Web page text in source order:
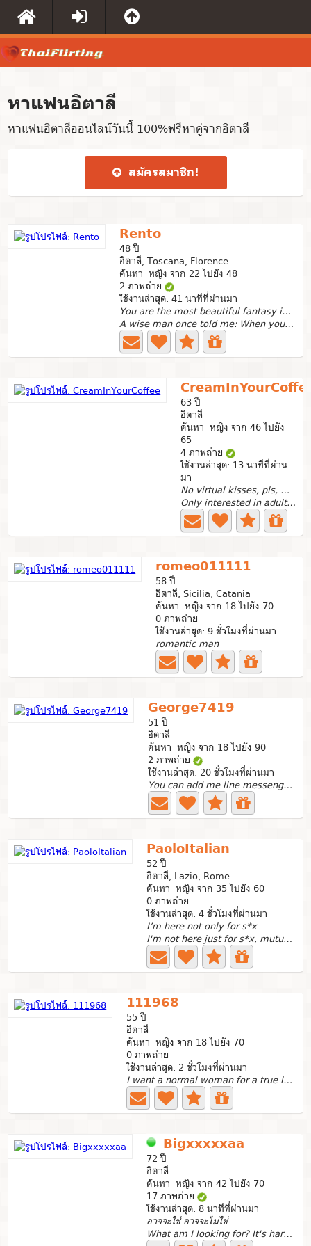
หาแฟนอิตาลี
หาแฟนอิตาลีออนไลน์วันนี้ 100%ฟรีหาคู่จากอิตาลี
สมัคร​สมาชิก​!
Rento
48 ปี
อิตาลี, Toscana, Florence
ค้นหา หญิง จาก 22 ไปยัง 48
2 ภาพถ่าย
ใช้งานล่าสุด: 41 นาทีที่ผ่านมา
You are the most beautiful fantasy in this reality
A wise man once told me: When you find the right person...
63 ปี
อิตาลี
ค้นหา หญิง จาก 46 ไปยัง
65
4 ภาพถ่าย
ใช้งานล่าสุด: 13 นาทีที่ผ่าน
มา
No virtual kisses, pls, messages preferred.
Only interested in adult women who can communicate...
romeo011111
58 ปี
อิตาลี, Sicilia, Catania
ค้นหา หญิง จาก 18 ไปยัง 70
0 ภาพถ่าย
ใช้งานล่าสุด: 9 ชั่วโมงที่ผ่านมา
romantic man
George7419
51 ปี
อิตาลี
ค้นหา หญิง จาก 18 ไปยัง 90
2 ภาพถ่าย
ใช้งานล่าสุด: 20 ชั่วโมงที่ผ่านมา
You can add me line messenger by qr code.
PaoloItalian
52 ปี
อิตาลี, Lazio, Rome
ค้นหา หญิง จาก 35 ไปยัง 60
0 ภาพถ่าย
ใช้งานล่าสุด: 4 ชั่วโมงที่ผ่านมา
I’m here not only for s*x
I'm not here just for s*x, mutual romantic love is also...
111968
55 ปี
อิตาลี
ค้นหา หญิง จาก 18 ไปยัง 70
0 ภาพถ่าย
ใช้งานล่าสุด: 2 ชั่วโมงที่ผ่านมา
I want a normal woman for a true love relation. Age Is...
Bigxxxxxaa
72 ปี
อิตาลี
ค้นหา หญิง จาก 42 ไปยัง 70
17 ภาพถ่าย
ใช้งานล่าสุด: 8 นาทีที่ผ่านมา
อาจจะใช่ อาจจะไม่ใช่
What am I looking for? It's hard to find because I...